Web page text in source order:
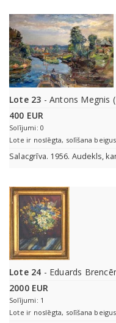
Lote 23 - Antons Megnis
400 EUR
Solījumi: 0
Lote ir noslēgta, solīšana
Salacgrīva. 1956. Audekls,
Lote 24 - Eduards
2000 EUR
Solījumi: 1
Lote ir noslēgta, solīšana